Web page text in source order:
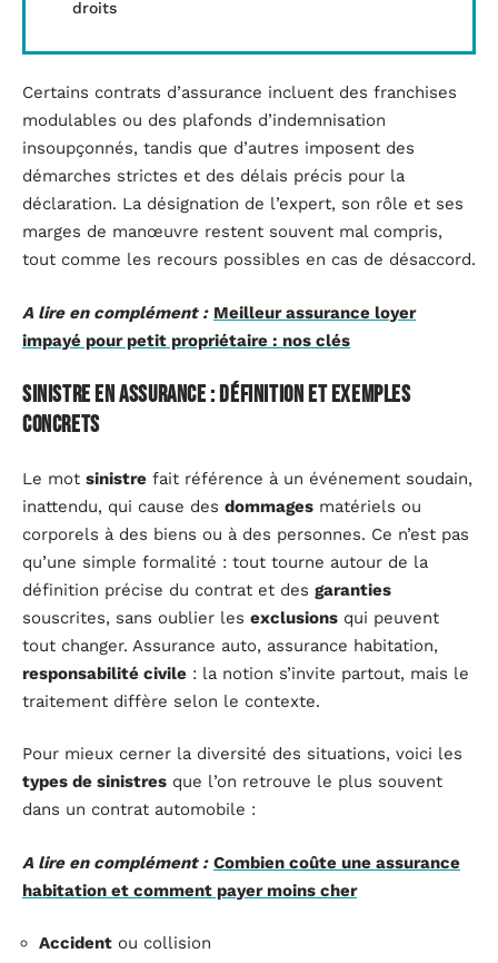
droits
Certains contrats d’assurance incluent des franchises
modulables ou des plafonds d’indemnisation
insoupçonnés, tandis que d’autres imposent des
démarches strictes et des délais précis pour la
déclaration. La désignation de l’expert, son rôle et ses
marges de manœuvre restent souvent mal compris,
tout comme les recours possibles en cas de désaccord.
A lire en complément : Meilleur assurance loyer
impayé pour petit propriétaire : nos clés
Sinistre en assurance : définition et exemples
concrets
Le mot sinistre fait référence à un événement soudain,
inattendu, qui cause des dommages matériels ou
corporels à des biens ou à des personnes. Ce n’est pas
qu’une simple formalité : tout tourne autour de la
définition précise du contrat et des garanties
souscrites, sans oublier les exclusions qui peuvent
tout changer. Assurance auto, assurance habitation,
responsabilité civile : la notion s’invite partout, mais le
traitement diffère selon le contexte.
Pour mieux cerner la diversité des situations, voici les
types de sinistres que l’on retrouve le plus souvent
dans un contrat automobile :
A lire en complément : Combien coûte une assurance
habitation et comment payer moins cher
Accident ou collision